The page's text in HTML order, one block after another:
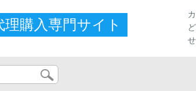
理購入専門サイト
せ